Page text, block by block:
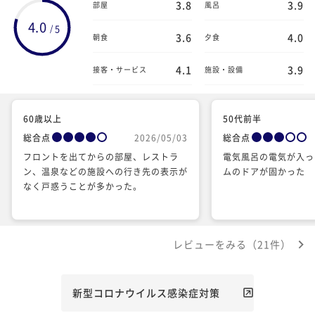
4.0 / 5
部屋 3.8 風呂 3.9
朝食 3.6 夕食 4.0
接客・サービス 4.1 施設・設備 3.9
60歳以上
総合点
2026/05/03
フロントを出てからの部屋、レストラ
ン、温泉などの施設への行き先の表示が
なく戸惑うことが多かった。
50代前半
総合点
電気風呂の電気が入
ムのドアが固かった
レビューをみる（21件）
新型コロナウイルス感染症対策